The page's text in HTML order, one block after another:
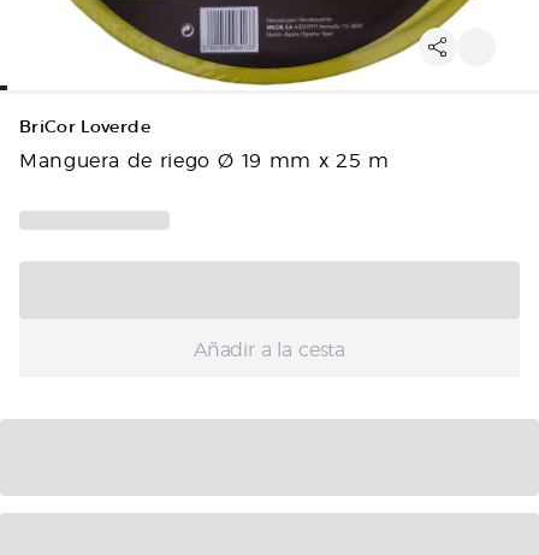
BriCor Loverde
Manguera de riego Ø 19 mm x 25 m
Añadir a la cesta